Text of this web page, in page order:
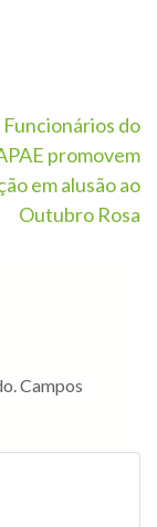
Funcionários do
promovem
em alusão ao
Outubro Rosa
Campos